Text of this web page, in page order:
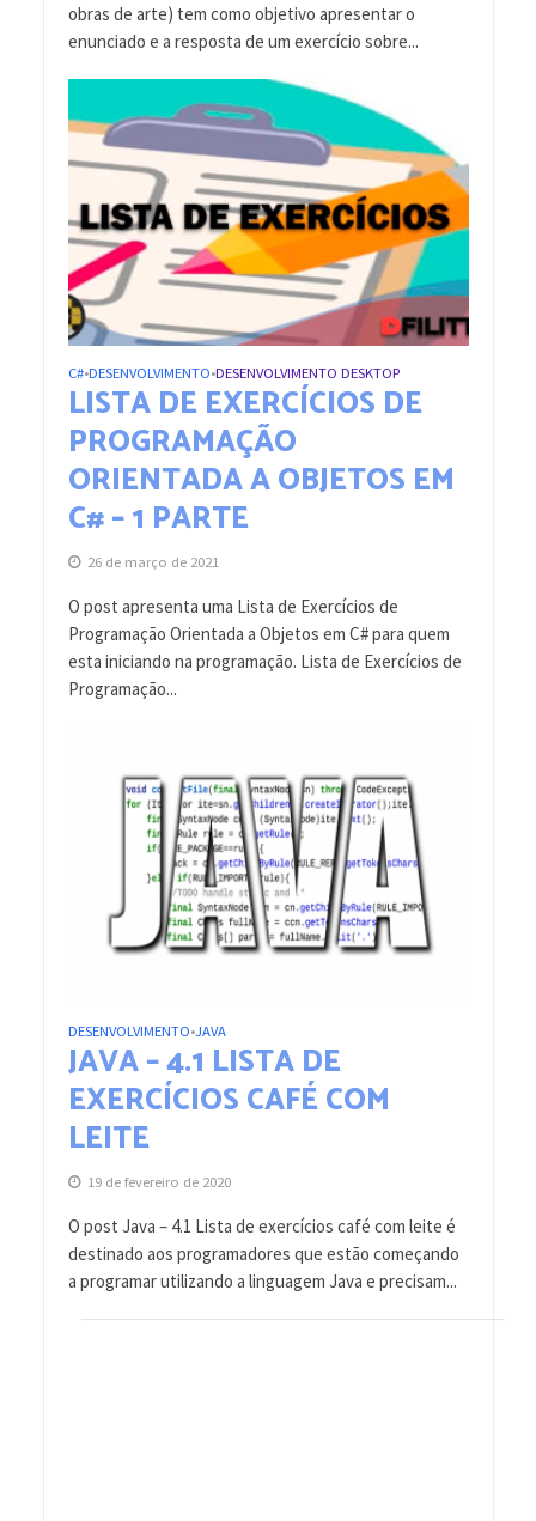
obras de arte) tem como objetivo apresentar o
enunciado e a resposta de um exercício sobre...
C#•DESENVOLVIMENTO•DESENVOLVIMENTO DESKTOP
LISTA DE EXERCÍCIOS DE
PROGRAMAÇÃO
ORIENTADA A OBJETOS EM
C# – 1 PARTE
26 de março de 2021
O post apresenta uma Lista de Exercícios de
Programação Orientada a Objetos em C# para quem
esta iniciando na programação. Lista de Exercícios de
Programação...
DESENVOLVIMENTO•JAVA
JAVA – 4.1 LISTA DE
EXERCÍCIOS CAFÉ COM
LEITE
19 de fevereiro de 2020
O post Java – 4.1 Lista de exercícios café com leite é
destinado aos programadores que estão começando
a programar utilizando a linguagem Java e precisam...